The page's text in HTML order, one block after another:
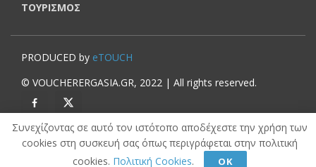
ΤΟΥΡΙΣΜΟΣ
PRODUCED by eTOUCH
© VOUCHERERGASIA.GR, 2022 | All rights reserved.
Συνεχίζοντας σε αυτό τον ιστότοπο αποδέχεστε την χρήση των
cookies στη συσκευή σας όπως περιγράφεται στην πολιτική
cookies. Πολιτική Cookies. ΟΚ